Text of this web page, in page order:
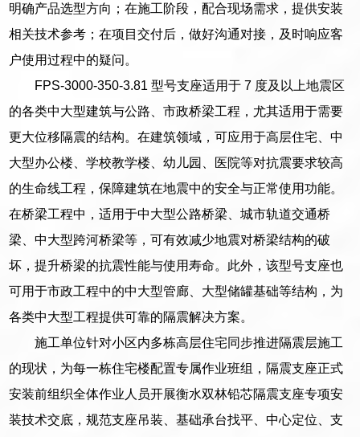
明确产品选型方向；在施工阶段，配合现场需求，提供安装
相关技术参考；在项目交付后，做好沟通对接，及时响应客
户使用过程中的疑问。
FPS-3000-350-3.81 型号支座适用于 7 度及以上地震区
的各类中大型建筑与公路、市政桥梁工程，尤其适用于需要
更大位移隔震的结构。在建筑领域，可应用于高层住宅、中
大型办公楼、学校教学楼、幼儿园、医院等对抗震要求较高
的生命线工程，保障建筑在地震中的安全与正常使用功能。
在桥梁工程中，适用于中大型公路桥梁、城市轨道交通桥
梁、中大型跨河桥梁等，可有效减少地震对桥梁结构的破
坏，提升桥梁的抗震性能与使用寿命。此外，该型号支座也
可用于市政工程中的中大型管廊、大型储罐基础等结构，为
各类中大型工程提供可靠的隔震解决方案。
施工单位针对小区内多栋高层住宅同步推进隔震层施工
的现状，为每一栋住宅楼配置专属作业班组，隔震支座正式
安装前组织全体作业人员开展衡水双林铅芯隔震支座专项安
装技术交底，规范支座吊装、基础承台找平、中心定位、支